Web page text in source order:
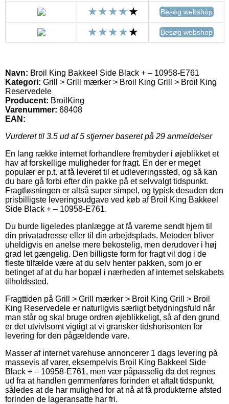
Besøg webshop
Besøg webshop
Navn: Broil King Bakkeel Side Black + – 10958-E761
Kategori: Grill > Grill mærker > Broil King Grill > Broil King
Reservedele
Producent: BroilKing
Varenummer: 68408
EAN:
Vurderet til 3.5 ud af 5 stjerner baseret på 29 anmeldelser
En lang række internet forhandlere frembyder i øjeblikket et
hav af forskellige muligheder for fragt. En der er meget
populær er p.t. at få leveret til et udleveringssted, og så kan
du bare gå forbi efter din pakke på et selvvalgt tidspunkt.
Fragtløsningen er altså super simpel, og typisk desuden den
prisbilligste leveringsudgave ved køb af Broil King Bakkeel
Side Black + – 10958-E761.
Du burde ligeledes planlægge at få varerne sendt hjem til
din privatadresse eller til din arbejdsplads. Metoden bliver
uheldigvis en anelse mere bekostelig, men derudover i høj
grad let gængelig. Den billigste form for fragt vil dog i de
fleste tilfælde være at du selv henter pakken, som jo er
betinget af at du har bopæl i nærheden af internet selskabets
tilholdssted.
Fragttiden på Grill > Grill mærker > Broil King Grill > Broil
King Reservedele er naturligvis særligt betydningsfuld når
man står og skal bruge ordren øjeblikkeligt, så af den grund
er det utvivlsomt vigtigt at vi gransker tidshorisonten for
levering for den pågældende vare.
Masser af internet varehuse annoncerer 1 dags levering på
massevis af varer, eksempelvis Broil King Bakkeel Side
Black + – 10958-E761, men vær påpasselig da det regnes
ud fra at handlen gemmenføres forinden et aftalt tidspunkt,
således at de har mulighed for at nå at få produkterne afsted
forinden de lageransatte har fri.